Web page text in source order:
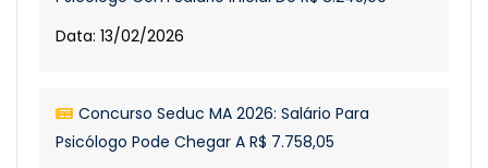
Data: 13/02/2026
Concurso Seduc MA 2026: Salário Para
Psicólogo Pode Chegar A R$ 7.758,05